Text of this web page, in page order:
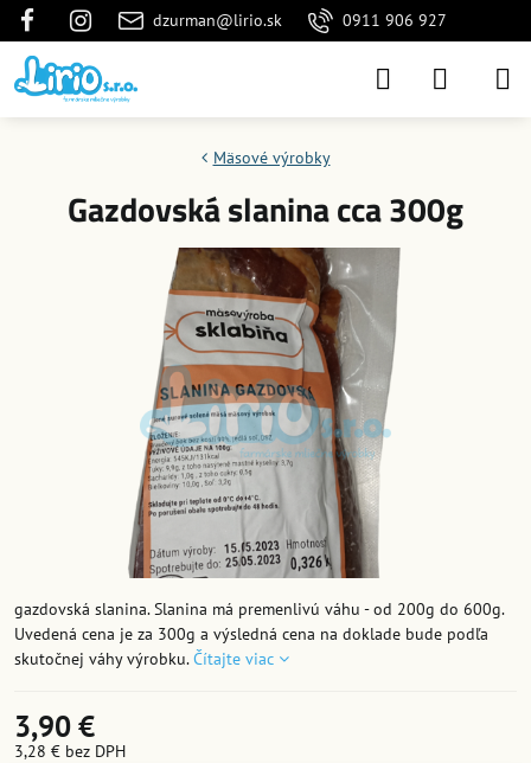
dzurman@lirio.sk 0911 906 927
Mäsové výrobky
Gazdovská slanina cca 300g
gazdovská slanina. Slanina má premenlivú váhu - od 200g do 600g.
Uvedená cena je za 300g a výsledná cena na doklade bude podľa
skutočnej váhy výrobku.Čítajte viac
3,90 €
3,28 € bez DPH